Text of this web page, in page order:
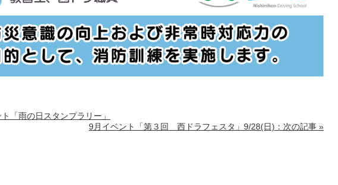
「雨の日スタンプラリー」
9月イベント「第３回 西ドラフェスタ」9/28(日)：次の記事 »